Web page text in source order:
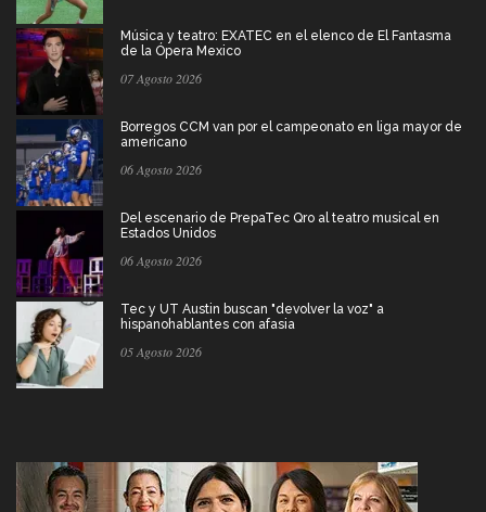
Música y teatro: EXATEC en el elenco de El Fantasma
de la Ópera Mexico
07 Agosto 2026
Borregos CCM van por el campeonato en liga mayor de
americano
06 Agosto 2026
Del escenario de PrepaTec Qro al teatro musical en
Estados Unidos
06 Agosto 2026
Tec y UT Austin buscan "devolver la voz" a
hispanohablantes con afasia
05 Agosto 2026